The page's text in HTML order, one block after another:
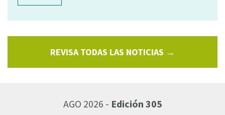
REVISA TODAS LAS NOTICIAS →
AGO 2026 - Edición 305